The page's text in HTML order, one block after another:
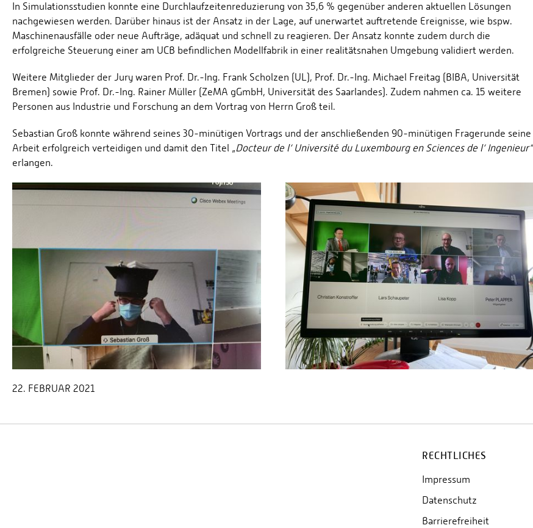
In Simulationsstudien konnte eine Durchlaufzeitenreduzierung von 35,6 % gegenüber anderen aktuellen Lösungen
nachgewiesen werden. Darüber hinaus ist der Ansatz in der Lage, auf unerwartet auftretende Ereignisse, wie bspw.
Maschinenausfälle oder neue Aufträge, adäquat und schnell zu reagieren. Der Ansatz konnte zudem durch die
erfolgreiche Steuerung einer am UCB befindlichen Modellfabrik in einer realitätsnahen Umgebung validiert werden.
Weitere Mitglieder der Jury waren Prof. Dr.-Ing. Frank Scholzen (UL), Prof. Dr.-Ing. Michael Freitag (BIBA, Universität
Bremen) sowie Prof. Dr.-Ing. Rainer Müller (ZeMA gGmbH, Universität des Saarlandes). Zudem nahmen ca. 15 weitere
Personen aus Industrie und Forschung an dem Vortrag von Herrn Groß teil.
Sebastian Groß konnte während seines 30-minütigen Vortrags und der anschließenden 90-minütigen Fragerunde seine
Arbeit erfolgreich verteidigen und damit den Titel „Docteur de l‘ Université du Luxembourg en Sciences de l‘ Ingenieur“
erlangen.
22. FEBRUAR 2021
RECHTLICHES
Impressum
Datenschutz
Barrierefreiheit